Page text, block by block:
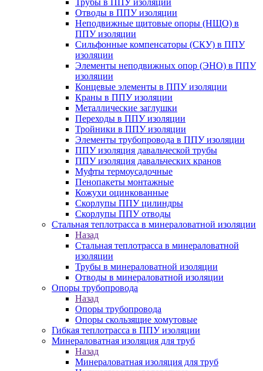
Трубы в ППУ изоляции
Отводы в ППУ изоляции
Неподвижные щитовые опоры (НЩО) в
ППУ изоляции
Cильфонные компенсаторы (СКУ) в ППУ
изоляции
Элементы неподвижных опор (ЭНО) в ППУ
изоляции
Концевые элементы в ППУ изоляции
Краны в ППУ изоляции
Металлические заглушки
Переходы в ППУ изоляции
Тройники в ППУ изоляции
Элементы трубопровода в ППУ изоляции
ППУ изоляция давальческой трубы
ППУ изоляция давальческих кранов
Муфты термоусадочные
Пенопакеты монтажные
Кожухи оцинкованные
Скорлупы ППУ цилиндры
Скорлупы ППУ отводы
Стальная теплотрасса в минераловатной изоляции
Назад
Стальная теплотрасса в минераловатной
изоляции
Трубы в минераловатной изоляции
Отводы в минераловатной изоляции
Опоры трубопровода
Назад
Опоры трубопровода
Опоры скользящие хомутовые
Гибкая теплотрасса в ППУ изоляции
Минераловатная изоляция для труб
Назад
Минераловатная изоляция для труб